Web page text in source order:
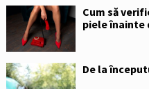
Cum să
piele înainte
De la